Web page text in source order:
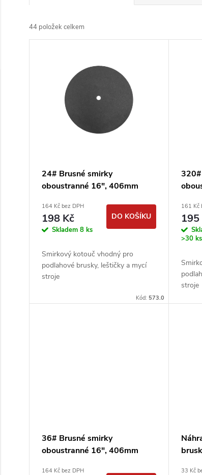
a
z
44 položek celkem
k
24# Brusné smirky
oboustranné 16", 406mm
podlahářské
164 Kč bez DPH
198 Kč
Skladem 8 ks
DO KOŠÍKU
Smirkový kotouč vhodný pro
podlahové brusky, leštičky a mycí
stroje
Kód: 573.0
161 Kč
195
>30 ks
stroje
36# Brusné smirky
oboustranné 16", 406mm
164 Kč bez DPH 33 Kč